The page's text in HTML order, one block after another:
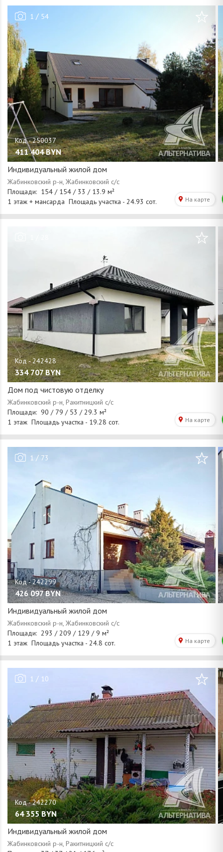
1 / 54
411 404 BYN
Индивидуальный жилой дом
334 707 BYN
Дом под чистовую отделку
1 / 73
426 097 BYN
Индивидуальный жилой дом
1 / 10
64 355 BYN
Индивидуальный жилой дом